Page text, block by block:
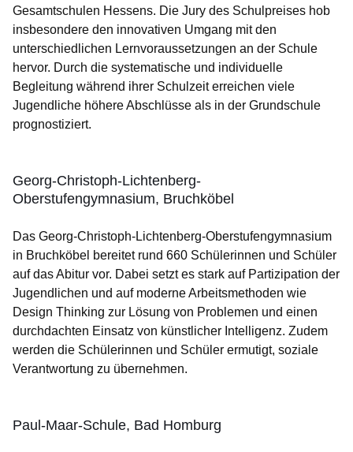
Gesamtschulen Hessens. Die Jury des Schulpreises hob
insbesondere den innovativen Umgang mit den
unterschiedlichen Lernvoraussetzungen an der Schule
hervor. Durch die systematische und individuelle
Begleitung während ihrer Schulzeit erreichen viele
Jugendliche höhere Abschlüsse als in der Grundschule
prognostiziert.
Georg-Christoph-Lichtenberg-
Oberstufengymnasium, Bruchköbel
Das Georg-Christoph-Lichtenberg-Oberstufengymnasium
in Bruchköbel bereitet rund 660 Schülerinnen und Schüler
auf das Abitur vor. Dabei setzt es stark auf Partizipation der
Jugendlichen und auf moderne Arbeitsmethoden wie
Design Thinking zur Lösung von Problemen und einen
durchdachten Einsatz von künstlicher Intelligenz. Zudem
werden die Schülerinnen und Schüler ermutigt, soziale
Verantwortung zu übernehmen.
Paul-Maar-Schule, Bad Homburg